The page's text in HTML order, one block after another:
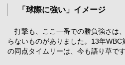
「球際に強い」イメージ
打撃も、ここ一番での勝負強さは
らないものがありました。13年
の同点タイムリーは、今も語り草です